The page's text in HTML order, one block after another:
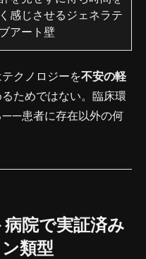
感じさせるジェネラテ
アート壁
クノロジーを不安の軽
ためではない。臨床環
患者に存在以外の何
院で実証済み
類型